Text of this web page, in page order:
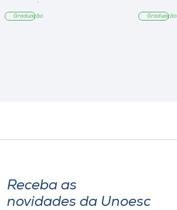
Graduação Graduação
Receba as
novidades da Unoesc